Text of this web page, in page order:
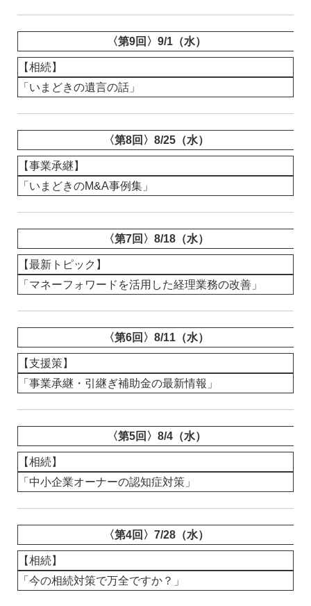
〈第9回〉9/1（水）
【相続】
「いまどきの遺言の話」
〈第8回〉8/25（水）
【事業承継】
「いまどきのM&A事例集」
〈第7回〉8/18（水）
【最新トピック】
「マネーフォワードを活用した経理業務の改善」
〈第6回〉8/11（水）
【支援策】
「事業承継・引継ぎ補助金の最新情報」
〈第5回〉8/4（水）
【相続】
「中小企業オーナーの認知症対策」
〈第4回〉7/28（水）
【相続】
「今の相続対策で万全ですか？」